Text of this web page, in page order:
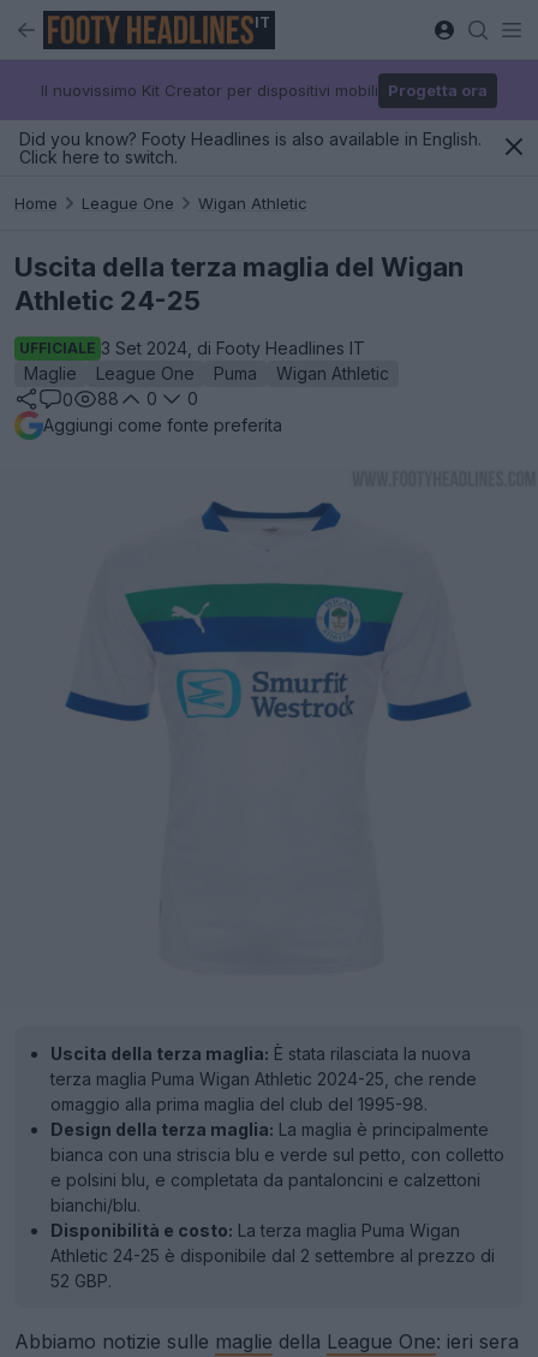
IT
Il nuovissimo Kit Creator per dispositivi mobili Progetta ora
Did you know? Footy Headlines is also available in English.
Click here to switch.
Home League One Wigan Athletic
Uscita della terza maglia del Wigan
Athletic 24-25
UFFICIALE 3 Set 2024, di Footy Headlines IT
Maglie
League One Puma
Wigan Athletic
0
88 0
0
Aggiungi come fonte preferita
Uscita della terza maglia: È stata rilasciata la nuova
terza maglia Puma Wigan Athletic 2024-25, che rende
omaggio alla prima maglia del club del 1995-98.
Design della terza maglia: La maglia è principalmente
bianca con una striscia blu e verde sul petto, con colletto
e polsini blu, e completata da pantaloncini e calzettoni
bianchi/blu.
Disponibilità e costo: La terza maglia Puma Wigan
Athletic 24-25 è disponibile dal 2 settembre al prezzo di
52 GBP.
Abbiamo notizie sulle maglie della League One: ieri sera